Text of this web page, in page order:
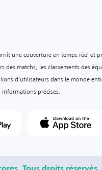
une couverture en temps réel et
des matchs, les classements des
d'utilisateurs dans le monde
précises.